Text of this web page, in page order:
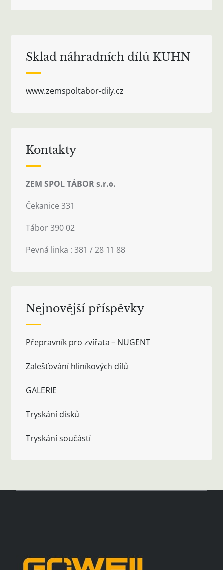
Sklad náhradních dílů KUHN
www.zemspoltabor-dily.cz
Kontakty
ZEM SPOL TÁBOR s.r.o.
Čekanice 331
Tábor 390 02
Pevná linka : 381 / 28 11 88
Nejnovější příspěvky
Přepravník pro zvířata – NUGENT
Zalešťování hliníkových dílů
GALERIE
Tryskání disků
Tryskání součástí